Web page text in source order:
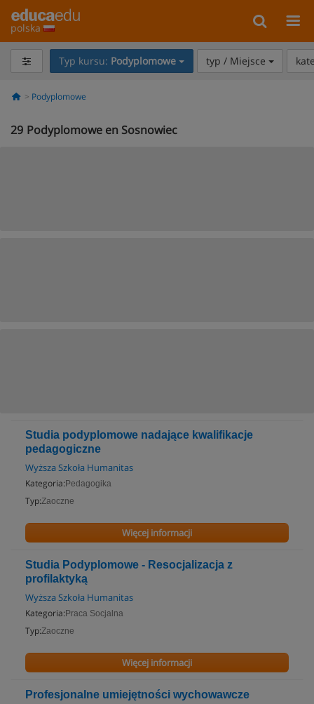
polska
Typ kursu: Podyplomowe typ / Miejsce
Podyplomowe
29 Podyplomowe en Sosnowiec
Studia podyplomowe nadające kwalifikacje
pedagogiczne
Wyższa Szkoła Humanitas
Kategoria: Pedagogika
Typ:Zaoczne
Więcej informacji
Studia Podyplomowe - Resocjalizacja z
profilaktyką
Wyższa Szkoła Humanitas
Kategoria: Praca Socjalna
Typ:Zaoczne
Więcej informacji
Profesjonalne umiejętności wychowawcze